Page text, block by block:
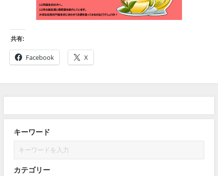
共有:
Facebook X
キーワード
カテゴリー